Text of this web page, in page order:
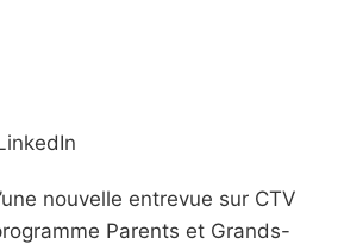
nouvelle entrevue sur CTV
Parents et Grands-